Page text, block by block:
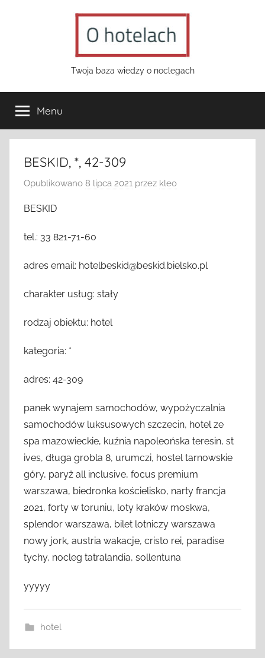
hotelach.pl
Twoja baza wiedzy o noclegach
Menu
BESKID, *, 42-309
Opublikowano 8 lipca 2021 przez kleo
BESKID
tel.: 33 821-71-60
adres email: hotelbeskid@beskid.bielsko.pl
charakter usług: stały
rodzaj obiektu: hotel
kategoria: *
adres: 42-309
panek wynajem samochodów, wypożyczalnia
samochodów luksusowych szczecin, hotel ze
spa mazowieckie, kuźnia napoleońska teresin, st
ives, długa grobla 8, urumczi, hostel tarnowskie
góry, paryż all inclusive, focus premium
warszawa, biedronka kościelisko, narty francja
2021, forty w toruniu, loty kraków moskwa,
splendor warszawa, bilet lotniczy warszawa
nowy jork, austria wakacje, cristo rei, paradise
tychy, nocleg tatralandia, sollentuna
yyyyy
hotel